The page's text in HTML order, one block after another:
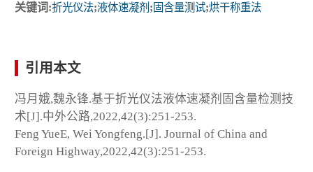
关键词:折光仪法;液体速凝剂 ; 固含量测试;烘干称重法
引用本文
冯月娥,魏永锋.基于折光仪法液体速凝剂固含量检测技
术[J].中外公路,2022,42(3):251-253.
Feng YueE, Wei Yongfeng.[J]. Journal of China and
Foreign Highway,2022,42(3):251-253.